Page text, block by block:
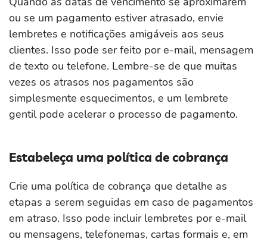
ou se um pagamento estiver atrasado, envie
lembretes e notificações amigáveis aos seus
clientes. Isso pode ser feito por e-mail, mensagem
de texto ou telefone. Lembre-se de que muitas
vezes os atrasos nos pagamentos são
simplesmente esquecimentos, e um lembrete
gentil pode acelerar o processo de pagamento.
Estabeleça uma política de cobrança
Crie uma política de cobrança que detalhe as
etapas a serem seguidas em caso de pagamentos
em atraso. Isso pode incluir lembretes por e-mail
ou mensagens, telefonemas, cartas formais e, em